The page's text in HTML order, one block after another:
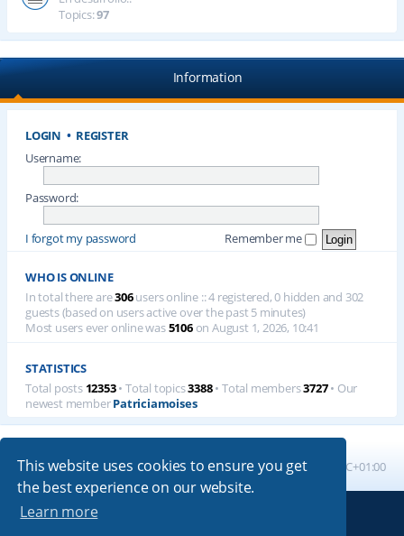
This website uses cookies to ensure you get
the best experience on our website.
Learn more
Topics:97
Information
LOGIN • REGISTER
Username:
Password:
I forgot my password Remember me
WHO IS ONLINE
In total there are306users online :: 4 registered, 0 hidden and 302
guests (based on users active over the past 5 minutes)
Most users ever online was5106on August 1, 2026, 10:41
STATISTICS
Total posts 12353• Total topics3388• Total members3727• Our
newest memberPatriciamoises
Board index All times are UTC+01:00